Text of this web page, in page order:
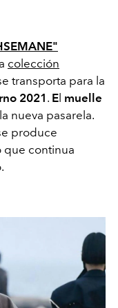
colección
transporta para la
2021 . El muelle
nueva pasarela.
produce
que continua